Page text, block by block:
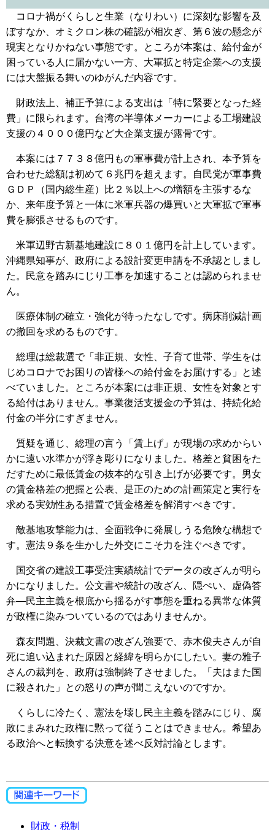
コロナ禍がくらしと生業（なりわい）に深刻な影響を及
ぼすなか、オミクロン株の確認が相次ぎ、第６波の懸念が
現実となりかねない事態です。ところが本案は、給付金が
困っている人に届かない一方、大軍拡と特定企業への支援
には大盤振る舞いのゆがんだ内容です。
財政法上、補正予算による支出は「特に緊要となった経
費」に限られます。台湾の半導体メーカーによる工場建設
支援の４０００億円など大企業支援が露骨です。
本案には７７３８億円もの軍事費が計上され、本予算を
合わせた総額は初めて６兆円を超えます。自民党が軍事費
ＧＤＰ（国内総生産）比２％以上への増額を主張するな
か、来年度予算と一体に米軍兵器の爆買いと大軍拡で軍事
費を膨張させるものです。
米軍辺野古新基地建設に８０１億円を計上しています。
沖縄県知事が、政府による設計変更申請を不承認としまし
た。民意を踏みにじり工事を加速することは認められませ
ん。
医療体制の確立・強化が待ったなしです。病床削減計画
の撤回を求めるものです。
総理は総裁選で「非正規、女性、子育て世帯、学生をは
じめコロナでお困りの皆様への給付金をお届けする」と述
べていました。ところが本案には非正規、女性を対象とす
る給付はありません。事業復活支援金の予算は、持続化給
付金の半分にすぎません。
質疑を通じ、総理の言う「賃上げ」が現場の求めからい
かに遠い水準かが浮き彫りになりました。格差と貧困をた
だすために最低賃金の抜本的な引き上げが必要です。男女
の賃金格差の把握と公表、是正のための計画策定と実行を
求める実効性ある措置で賃金格差を解消すべきです。
敵基地攻撃能力は、全面戦争に発展しうる危険な構想で
す。憲法９条を生かした外交にこそ力を注ぐべきです。
国交省の建設工事受注実績統計でデータの改ざんが明ら
かになりました。公文書や統計の改ざん、隠ぺい、虚偽答
弁―民主主義を根底から揺るがす事態を重ねる異常な体質
が政権に染みついているのではありませんか。
森友問題、決裁文書の改ざん強要で、赤木俊夫さんが自
死に追い込まれた原因と経緯を明らかにしたい。妻の雅子
さんの裁判を、政府は強制終了させました。「夫はまた国
に殺された」との怒りの声が聞こえないのですか。
くらしに冷たく、憲法を壊し民主主義を踏みにじり、腐
敗にまみれた政権に黙って従うことはできません。希望あ
る政治へと転換する決意を述べ反対討論とします。
財政・税制